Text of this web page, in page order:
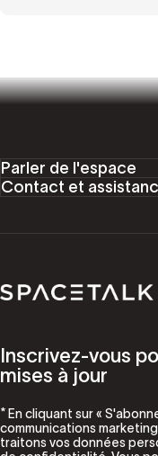
Parler de l'espace
Contact et
Parler de l'espace
Inscrivez-vous
mises à jour
* En cliquant sur «
communications
traitons vos données